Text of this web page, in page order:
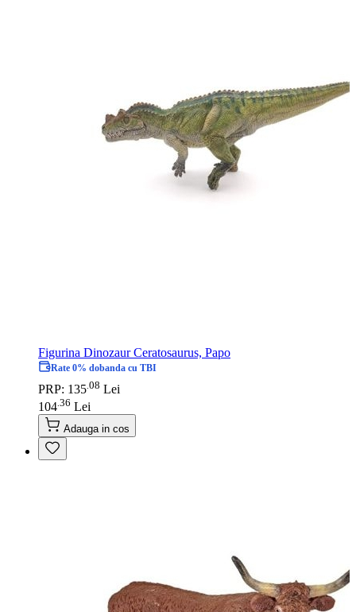
Figurina Dinozaur Ceratosaurus, Papo
Rate 0% dobanda cu TBI
PRP: 135 08 Lei
104 36 Lei
Adauga in cos